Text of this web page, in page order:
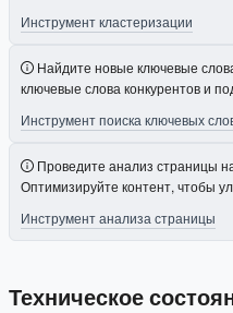
Инструмент кластеризации
Найдите новые ключевые
ключевые слова конкурентов и
Инструмент поиска ключевых
Проведите анализ страницы
Оптимизируйте контент, чтобы
Инструмент анализа страницы
Техническое